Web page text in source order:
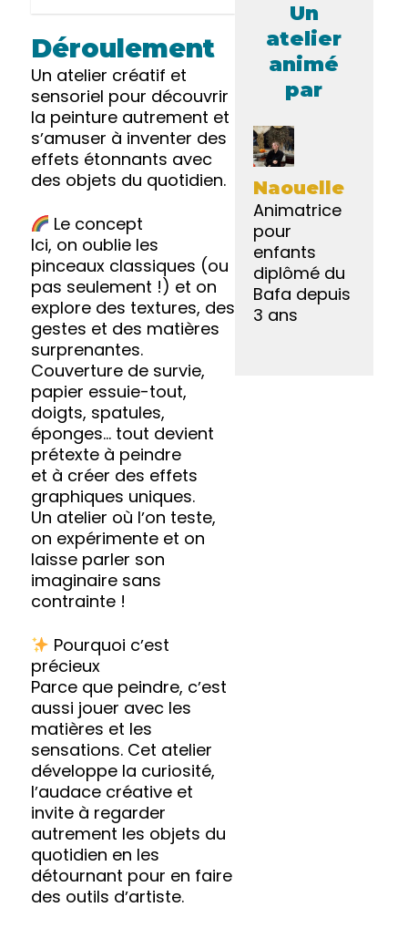
Déroulement
Un atelier créatif et
sensoriel pour découvrir
la peinture autrement et
sʼamuser à inventer des
effets étonnants avec
des objets du quotidien.
Le concept
Ici, on oublie les
pinceaux classiques (ou
pas seulement !) et on
explore des textures, des
gestes et des matières
surprenantes.
Couverture de survie,
papier essuie-tout,
doigts, spatules,
éponges… tout devient
prétexte à peindre
et à créer des effets
graphiques uniques.
Un atelier où lʼon teste,
on expérimente et on
laisse parler son
imaginaire sans
contrainte !
Pourquoi cʼest
précieux
Parce que peindre, cʼest
aussi jouer avec les
matières et les
sensations. Cet atelier
développe la curiosité,
lʼaudace créative et
invite à regarder
autrement les objets du
quotidien en les
détournant pour en faire
des outils dʼartiste.
Un
atelier
animé
par
Naouelle
Animatrice
pour
enfants
diplômé du
Bafa depuis
3 ans